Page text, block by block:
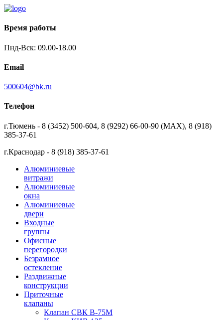
Время работы
Пнд-Вск: 09.00-18.00
Email
500604@bk.ru
Телефон
г.Тюмень - 8 (3452) 500-604, 8 (9292) 66-00-90 (MAX), 8 (918)
385-37-61
г.Краснодар - 8 (918) 385-37-61
Алюминиевые
витражи
Алюминиевые
окна
Алюминиевые
двери
Входные
группы
Офисные
перегородки
Безрамное
остекление
Раздвижные
конструкции
Приточные
клапаны
Клапан СВК В-75М